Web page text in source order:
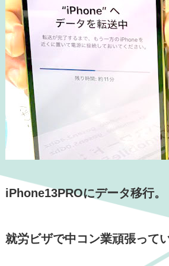
iPhone13PROにデータ移行。
就労ビザで中コン業頑張って